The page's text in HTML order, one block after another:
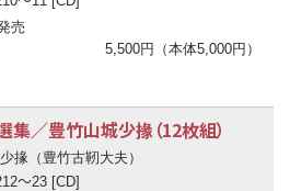
売
5,500円（本体5,000円）
集／豊竹山城少掾（12枚組）
掾（豊竹古靭大夫）
〜23 [CD]